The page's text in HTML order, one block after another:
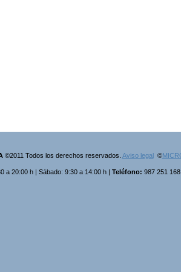
©2011 Todos los derechos reservados. Aviso legal©
a 20:00 h | Sábado: 9:30 a 14:00 h | Teléfono: 987 251 168